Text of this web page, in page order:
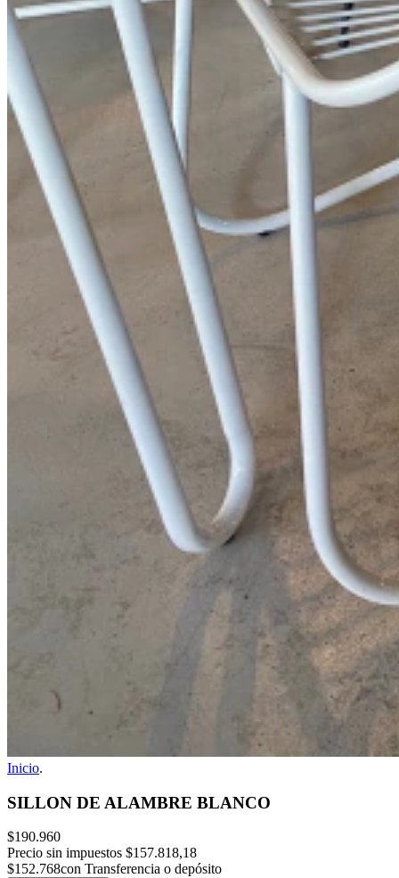
Inicio.
SILLON DE ALAMBRE BLANCO
$190.960
Precio sin impuestos $157.818,18
$152.768con Transferencia o depósito